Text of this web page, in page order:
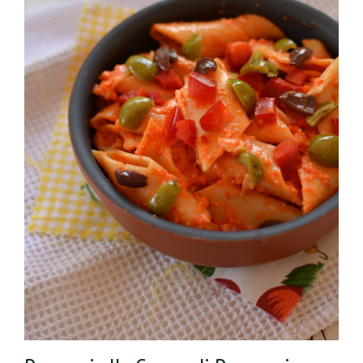
Spadellare per bene il tutto, e servire con una bella
grattugiata o meglio ancora con alcune scagliette di
Gran Mugello Ubaldino.